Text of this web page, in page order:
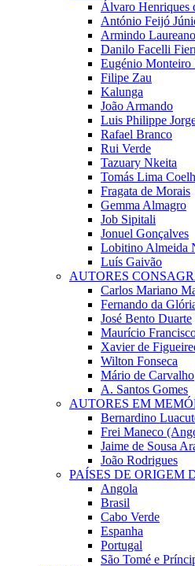
Álvaro Henriques
António Feijó
Armindo Laureano
Danilo Facelli
Eugénio Monteiro
Filipe Zau
Kalunga
João Armando
Luis Philippe
Rafael Branco
Rui Verde
Tazuary Nkeita
Tomás Lima
Fragata de Morais
Gemma Almagro
Job Sipitali
Jonuel Gonçalves
Lobitino Almeida
Luís Gaivão
AUTORES
Carlos Mariano
Fernando da
José Bento Duarte
Maurício
Xavier de
Wilton Fonseca
Mário de Carvalho
A. Santos Gomes
AUTORES EM
Bernardino
Frei Maneco
Jaime de Sousa
João Rodrigues
PAÍSES DE ORIGEM
Angola
Brasil
Cabo Verde
Espanha
Portugal
São Tomé e